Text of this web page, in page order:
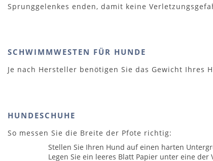
Sprunggelenkes enden, damit keine
SCHWIMMWESTEN FÜR HUNDE
Je nach Hersteller benötigen Sie das Gewicht Ihres
HUNDESCHUHE
So messen Sie die Breite der Pfote richtig:
Stellen Sie Ihren Hund auf einen harten
Legen Sie ein leeres Blatt Papier unter eine der